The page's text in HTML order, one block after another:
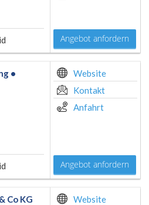
Angebot anfordern
•
Website
Kontakt
Anfahrt
Angebot anfordern
Co KG
Website